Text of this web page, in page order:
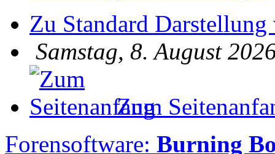
Zu Standard Darstellung
Samstag, 8. August
Zum
Forensoftware: Burning